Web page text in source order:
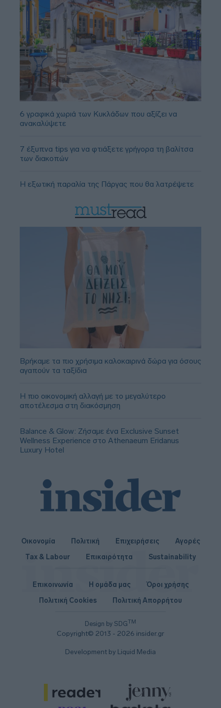
6 γραφικά χωριά των Κυκλάδων που αξίζει να
ανακαλύψετε
7 έξυπνα tips για να φτιάξετε γρήγορα τη βαλίτσα
των διακοπών
Η εξωτική παραλία της Πάργας που θα λατρέψετε
Βρήκαμε τα πιο χρήσιμα καλοκαιρινά δώρα για όσους
αγαπούν τα ταξίδια
Η πιο οικονομική αλλαγή με το μεγαλύτερο
αποτέλεσμα στη διακόσμηση
Balance & Glow: Ζήσαμε ένα Exclusive Sunset
Wellness Experience στο Athenaeum Eridanus
Luxury Hotel
Οικονομία Πολιτική Επιχειρήσεις
Αγορές
Tax & Labour
Επικαιρότητα Sustainability
Design by SDGTM
Copyright© 2013 - 2026 insider.gr
Επικοινωνία Η ομάδα μας
Όροι χρήσης
Πολιτική Cookies
Πολιτική Απορρήτου
Development by Liquid Media